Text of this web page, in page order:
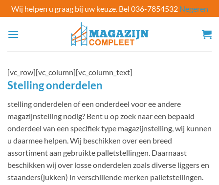
Wij helpen u graag bij uw keuze. Bel 036-7854532 Negeren
naar
[vc_row][vc_column][vc_column_text]
Stelling onderdelen
stelling onderdelen of een onderdeel voor ee andere
magazijnstelling nodig? Bent u op zoek naar een bepaald
onderdeel van een specifiek type magazijnstelling, wij kunnen
u daarmee helpen. Wij beschikken over een breed
assortiment aan gebruikte palletstellingen. Daarnaast
beschikken wij over losse onderdelen zoals diverse liggers en
staanders(jukken) in verschillende merken palletstellingen.